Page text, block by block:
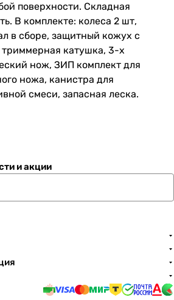
поверхности. Складная
В комплекте: колеса 2 шт,
в сборе, защитный кожух с
катушка, 3-х
нож, ЗИП комплект для
ножа, канистра для
смеси, запасная леска.
и акции